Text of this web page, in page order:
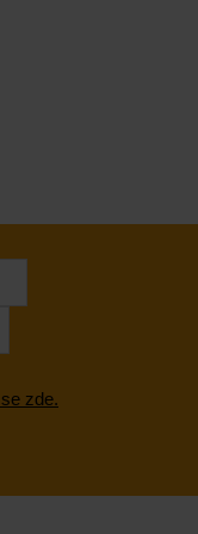
zde.